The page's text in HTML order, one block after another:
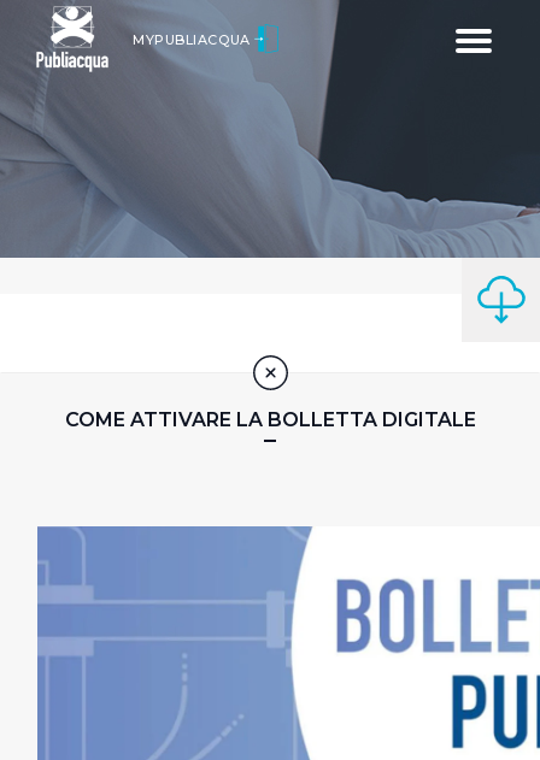
Toggle
MYPUBLIACQUA
COME ATTIVARE LA BOLLETTA DIGITALE